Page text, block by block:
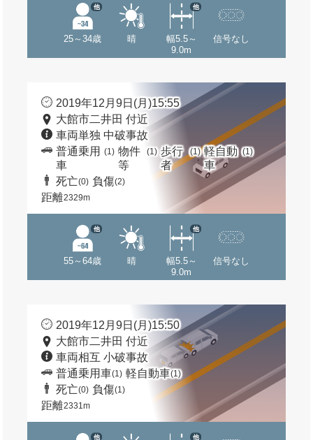
25～34歳
他
晴
幅5.5～
9.0m
他
信号なし
2019年12月9日(月)15:55
大館市二井田 付近
車両単独 中破事故
普通乗用
車
(1) 物件
等
(1) 歩行
者
(1) 軽自動
車
(1)
死亡(0) 負傷(2)
距離2329m
55～64歳
他
晴
幅5.5～
9.0m
他
信号なし
2019年12月9日(月)15:50
大館市二井田 付近
車両相互 小破事故
普通乗用車(1) 軽自動車(1)
死亡(0) 負傷(1)
距離2331m
他 他